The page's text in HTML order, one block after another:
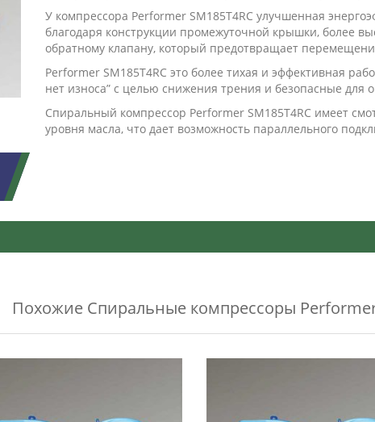
У компрессора Performer SM185T4RC улучшенная
благодаря конструкции промежуточной крышки, более
обратному клапану, который предотвращает
Performer SM185T4RC это более тихая и эффективная
нет износа” с целью снижения трения и безопасные
Спиральный компрессор Performer SM185T4RC имеет
уровня масла, что дает возможность параллельного
Похожие Спиральные компрессоры